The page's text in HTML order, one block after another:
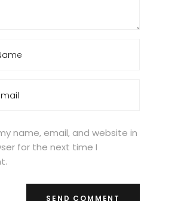
name, email, and website in
for the next time I